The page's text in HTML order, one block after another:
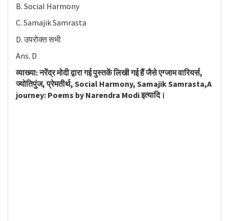
B. Social Harmony
C. Samajik Samrasta
D. उपरोक्त सभी
Ans. D
व्याख्या: नरेंद्र मोदी द्वारा गई पुस्तकें लिखी गई हैं जैसे एग्जाम वारियर्स,
ज्योतिपुंज, प्रेमतीर्थ, Social Harmony, Samajik Samrasta,A
journey: Poems by Narendra Modi इत्यादि।